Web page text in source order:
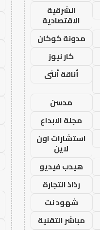
الشرقية
الاقتصادية
مدونة كوكان
كار نيوز
أناقة أنثى
مدسن
مجلة الابداع
استشارات اون
لاين
هيدب فيديو
رذاذ التجارة
شهود نت
مباشر التقنية